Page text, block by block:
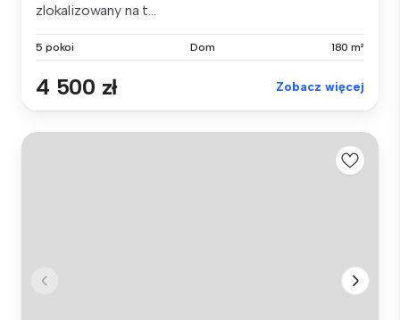
zlokalizowany na t...
5 pokoi Dom 180 m²
4 500 zł Zobacz więcej